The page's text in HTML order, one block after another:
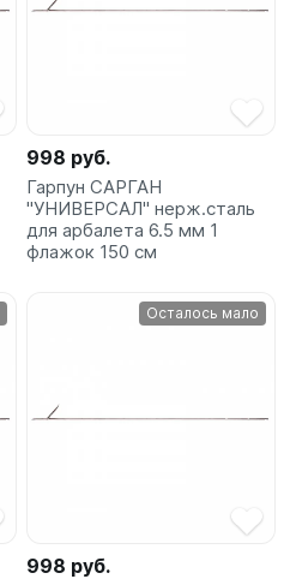
998 руб.
Гарпун САРГАН
"УНИВЕРСАЛ" нерж.сталь
для арбалета 6.5 мм 1
флажок 150 см
Осталось мало
998 руб.